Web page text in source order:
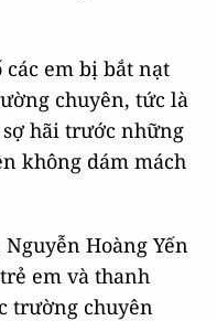
em bị bắt nạt
chuyên, tức là
hãi trước những
không dám mách
Hoàng Yến
em và thanh
trường chuyên